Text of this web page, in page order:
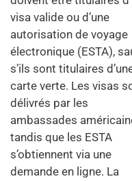
visa valide ou d’une
autorisation de voyage
électronique (ESTA),
s’ils sont titulaires
carte verte. Les visas
délivrés par les
ambassades
tandis que les ESTA
s’obtiennent via une
demande en ligne. La